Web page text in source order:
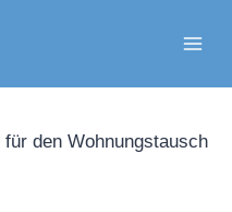
den Wohnungstausch